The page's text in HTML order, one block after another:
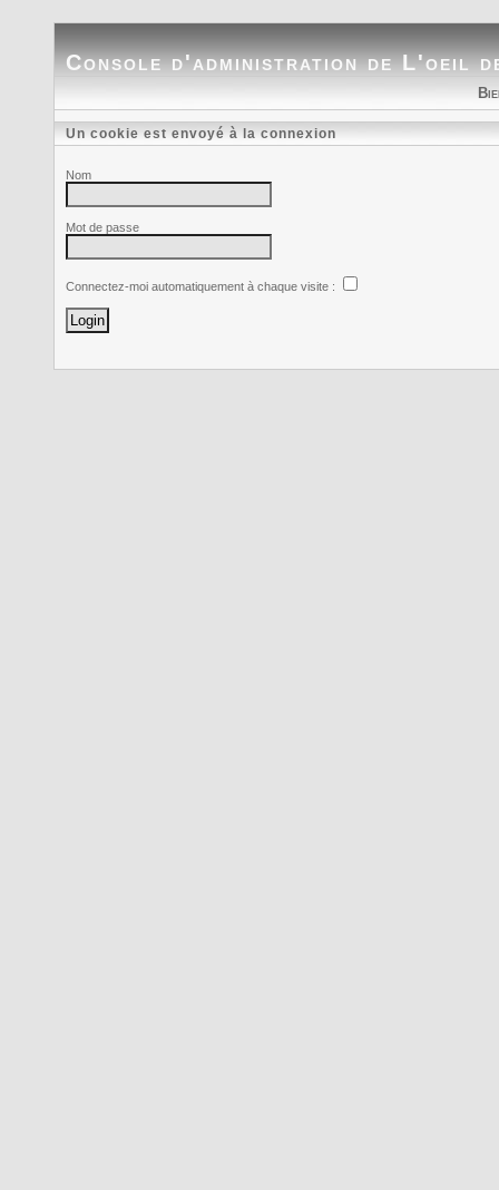
Console d'administrationdeL'oeil
Un cookie est envoyé à la connexion
Nom
Mot de passe
Connectez-moi automatiquement à chaque visite :